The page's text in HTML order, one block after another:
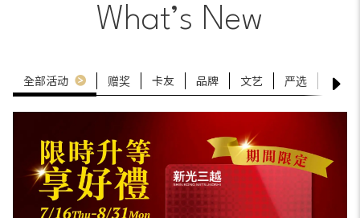
What’s New
全部活动 赠奖 卡友 品牌 文艺 严选 展售